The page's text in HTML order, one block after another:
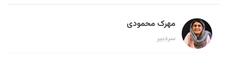
مهرک محمودی
سردبیر